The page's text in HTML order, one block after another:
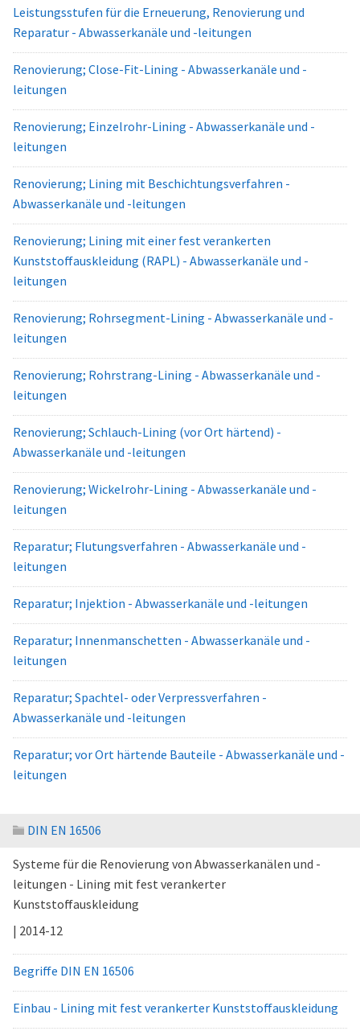
Leistungsstufen für die Erneuerung, Renovierung und
Reparatur - Abwasserkanäle und -leitungen
Renovierung; Close-Fit-Lining - Abwasserkanäle und -
leitungen
Renovierung; Einzelrohr-Lining - Abwasserkanäle und -
leitungen
Renovierung; Lining mit Beschichtungsverfahren -
Abwasserkanäle und -leitungen
Renovierung; Lining mit einer fest verankerten
Kunststoffauskleidung (RAPL) - Abwasserkanäle und -
leitungen
Renovierung; Rohrsegment-Lining - Abwasserkanäle und -
leitungen
Renovierung; Rohrstrang-Lining - Abwasserkanäle und -
leitungen
Renovierung; Schlauch-Lining (vor Ort härtend) -
Abwasserkanäle und -leitungen
Renovierung; Wickelrohr-Lining - Abwasserkanäle und -
leitungen
Reparatur; Flutungsverfahren - Abwasserkanäle und -
leitungen
Reparatur; Injektion - Abwasserkanäle und -leitungen
Reparatur; Innenmanschetten - Abwasserkanäle und -
leitungen
Reparatur; Spachtel- oder Verpressverfahren -
Abwasserkanäle und -leitungen
Reparatur; vor Ort härtende Bauteile - Abwasserkanäle und -
leitungen
DIN EN 16506
Systeme für die Renovierung von Abwasserkanälen und -
leitungen - Lining mit fest verankerter
Kunststoffauskleidung
| 2014-12
Begriffe DIN EN 16506
Einbau - Lining mit fest verankerter Kunststoffauskleidung